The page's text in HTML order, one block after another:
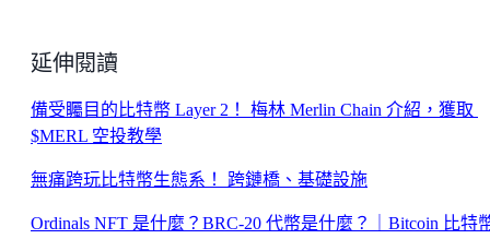
延伸閱讀
備受矚目的比特幣 Layer 2！ 梅林 Merlin Chain 介紹，獲取
$MERL 空投教學
無痛跨玩比特幣生態系！ 跨鏈橋、基礎設施
Ordinals NFT 是什麼？BRC-20 代幣是什麼？｜Bitcoin 比特